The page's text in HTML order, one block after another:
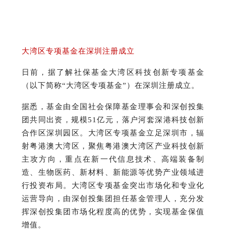
大湾区专项基金在深圳注册成立
日前，据了解社保基金大湾区科技创新专项基金
（以下简称“大湾区专项基金”）在深圳注册成立。
据悉，基金由全国社会保障基金理事会和深创投集
团共同出资，规模51亿元，落户河套深港科技创新
合作区深圳园区。 大湾区专项基金立足深圳市，辐
射粤港澳大湾区，聚焦粤港澳大湾区产业科技创新
主攻方向，重点在新一代信息技术、高端装备制
造、生物医药、新材料、新能源等优势产业领域进
行投资布局。 大湾区专项基金突出市场化和专业化
运营导向，由深创投集团担任基金管理人，充分发
挥深创投集团市场化程度高的优势，实现基金保值
增值。